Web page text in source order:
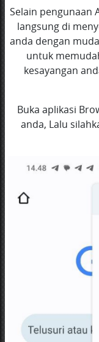
Selain pengunaan
langsung di
anda dengan
untuk
kesayangan
Buka aplikasi
anda, Lalu